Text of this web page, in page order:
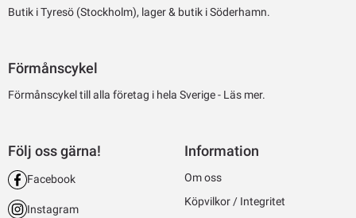
Butik i Tyresö (Stockholm), lager & butik i Söderhamn.
Förmånscykel
Förmånscykel till alla företag i hela Sverige - Läs mer.
Följ oss gärna!
Facebook
Instagram
Information
Om oss
Köpvilkor / Integritet